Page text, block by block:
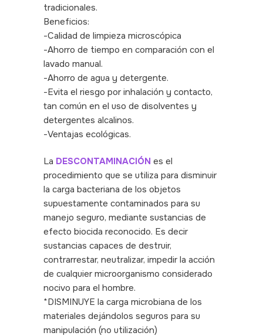
tradicionales.
Beneficios:
-Calidad de limpieza microscópica
-Ahorro de tiempo en comparación con el
lavado manual.
-Ahorro de agua y detergente.
-Evita el riesgo por inhalación y contacto,
tan común en el uso de disolventes y
detergentes alcalinos.
-Ventajas ecológicas.
La DESCONTAMINACIÓN es el
procedimiento que se utiliza para disminuir
la carga bacteriana de los objetos
supuestamente contaminados para su
manejo seguro, mediante sustancias de
efecto biocida reconocido. Es decir
sustancias capaces de destruir,
contrarrestar, neutralizar, impedir la acción
de cualquier microorganismo considerado
nocivo para el hombre.
*DISMINUYE la carga microbiana de los
materiales dejándolos seguros para su
manipulación (no utilización)